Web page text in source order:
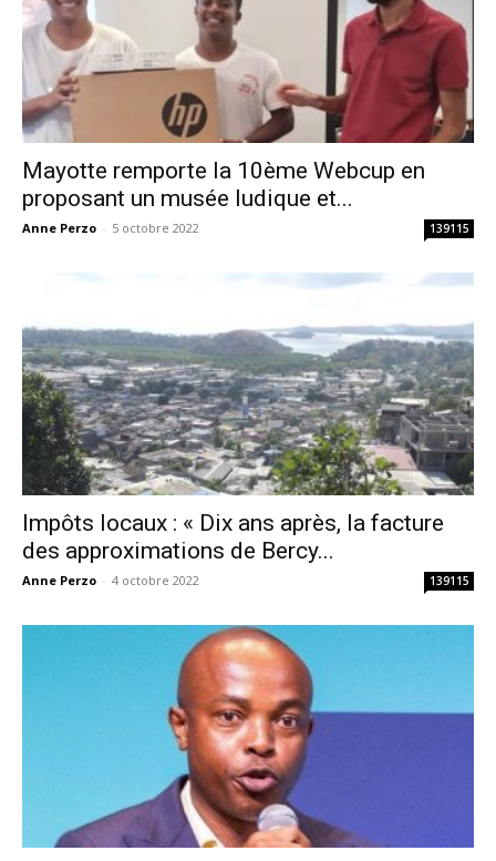
Mayotte remporte la 10ème Webcup en
proposant un musée ludique et...
Anne Perzo - 5 octobre 2022 139115
Impôts locaux : « Dix ans après, la facture
des approximations de Bercy...
Anne Perzo - 4 octobre 2022 139115